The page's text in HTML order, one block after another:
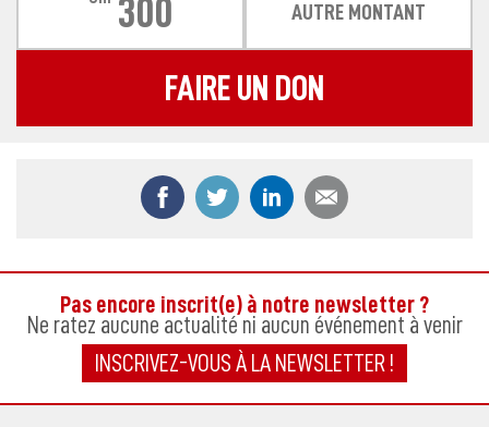
300 AUTRE MONTANT
FAIRE UN DON
Partager ce contenu sur Facebook
Partager ce contenu sur Twitter
Partager ce contenu
Pas encore inscrit(e) à notre newsletter ?
Ne ratez aucune actualité ni aucun événement à venir
INSCRIVEZ-VOUS À LA NEWSLETTER !